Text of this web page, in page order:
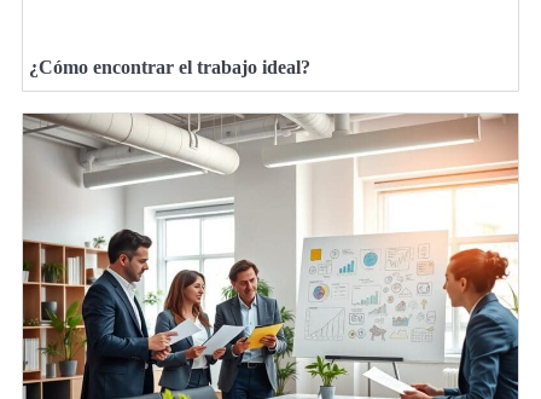
¿Cómo encontrar el trabajo ideal?